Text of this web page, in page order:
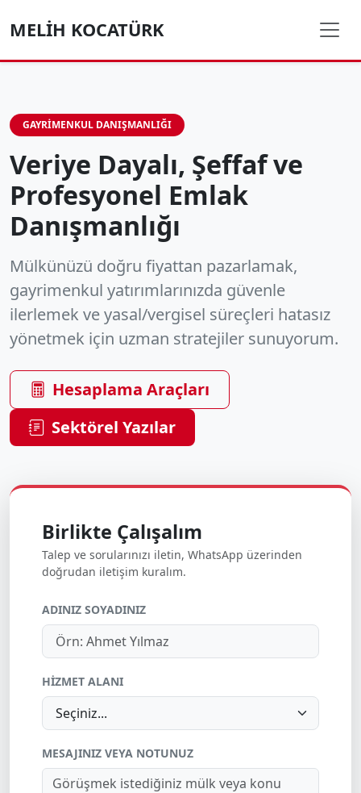
MELIH KOCATÜRK
GAYRIMENKUL DANIŞMANLIĞI
Veriye Dayalı, Şeffaf ve
Profesyonel Emlak
Danışmanlığı
Mülkünüzü doğru fiyattan pazarlamak,
gayrimenkul yatırımlarınızda güvenle
ilerlemek ve yasal/vergisel süreçleri hatasız
yönetmek için uzman stratejiler sunuyorum.
Hesaplama Araçları
Sektörel Yazılar
Birlikte Çalışalım
Talep ve sorularınızı iletin, WhatsApp üzerinden
doğrudan iletişim kuralım.
ADINIZ SOYADINIZ
HİZMET ALANI
MESAJINIZ VEYA NOTUNUZ